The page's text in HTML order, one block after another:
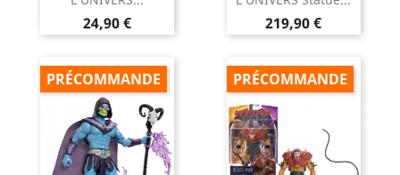
Prix
24,90 € Prix
219,90 €
PRÉCOMMANDE PRÉCOMMANDE